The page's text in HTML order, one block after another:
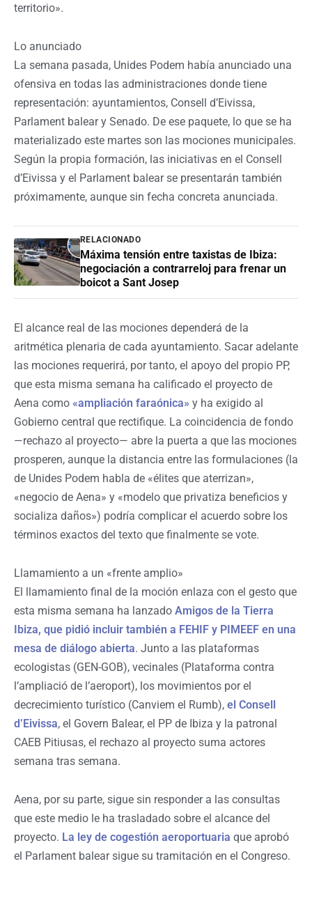
territorio».
Lo anunciado
La semana pasada, Unides Podem había anunciado una
ofensiva en todas las administraciones donde tiene
representación: ayuntamientos, Consell d’Eivissa,
Parlament balear y Senado. De ese paquete, lo que se ha
materializado este martes son las mociones municipales.
Según la propia formación, las iniciativas en el Consell
d’Eivissa y el Parlament balear se presentarán también
próximamente, aunque sin fecha concreta anunciada.
RELACIONADO
Máxima tensión entre taxistas de Ibiza:
negociación a contrarreloj para frenar un
boicot a Sant Josep
El alcance real de las mociones dependerá de la
aritmética plenaria de cada ayuntamiento. Sacar adelante
las mociones requerirá, por tanto, el apoyo del propio PP,
que esta misma semana ha calificado el proyecto de
Aena como «ampliación faraónica» y ha exigido al
Gobierno central que rectifique. La coincidencia de fondo
—rechazo al proyecto— abre la puerta a que las mociones
prosperen, aunque la distancia entre las formulaciones (la
de Unides Podem habla de «élites que aterrizan»,
«negocio de Aena» y «modelo que privatiza beneficios y
socializa daños») podría complicar el acuerdo sobre los
términos exactos del texto que finalmente se vote.
Llamamiento a un «frente amplio»
El llamamiento final de la moción enlaza con el gesto que
esta misma semana ha lanzado Amigos de la Tierra
Ibiza, que pidió incluir también a FEHIF y PIMEEF en una
mesa de diálogo abierta. Junto a las plataformas
ecologistas (GEN-GOB), vecinales (Plataforma contra
l’ampliació de l’aeroport), los movimientos por el
decrecimiento turístico (Canviem el Rumb), el Consell
d’Eivissa, el Govern Balear, el PP de Ibiza y la patronal
CAEB Pitiusas, el rechazo al proyecto suma actores
semana tras semana.
Aena, por su parte, sigue sin responder a las consultas
que este medio le ha trasladado sobre el alcance del
proyecto. La ley de cogestión aeroportuaria que aprobó
el Parlament balear sigue su tramitación en el Congreso.